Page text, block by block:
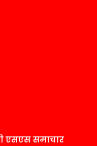
एसएस समाचार